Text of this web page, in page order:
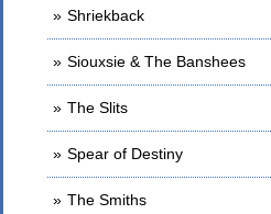
Shriekback
Siouxsie & The Banshees
The Slits
Spear of Destiny
The Smiths